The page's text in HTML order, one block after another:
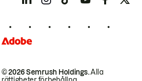
© 2026 Semrush Holdings.Alla